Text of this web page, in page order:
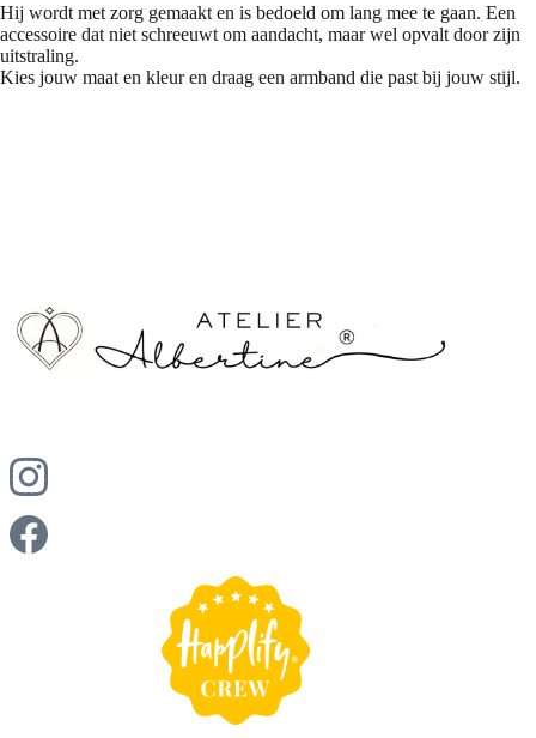
Hij wordt met zorg gemaakt en is bedoeld om lang mee te gaan. Een
accessoire dat niet schreeuwt om aandacht, maar wel opvalt door zijn
uitstraling.
Kies jouw maat en kleur en draag een armband die past bij jouw stijl.